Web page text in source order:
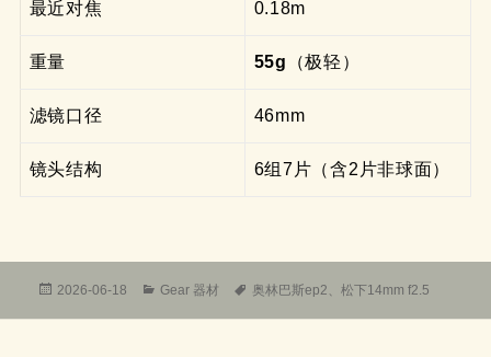
最近对焦 0.18m
重量 55g （极轻）
滤镜口径 46mm
镜头结构 6组7片（含2片非球面）
发
2026-06-18
分
Gear 器材
标
奥林巴斯ep2 、松下14mm f2.5